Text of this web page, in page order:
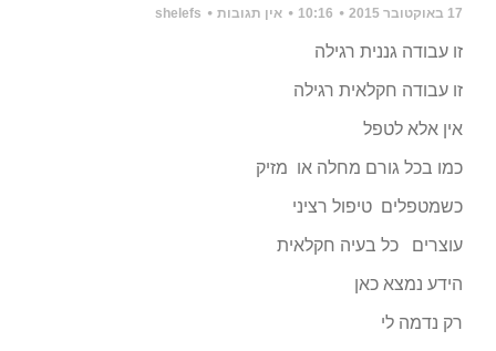
17 באוקטובר 2015 10:16 אין תגובות shelefs
זו עבודה גננית רגילה
זו עבודה חקלאית רגילה
אין אלא לטפל
כמו בכל גורם מחלה או מזיק
כשמטפלים טיפול רציני
עוצרים כל בעיה חקלאית
הידע נמצא כאן
רק נדמה לי